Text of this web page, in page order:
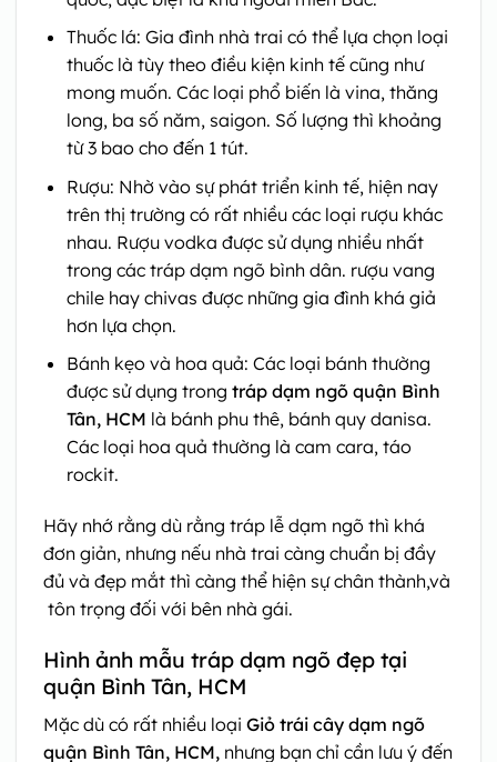
Thuốc lá: Gia đình nhà trai có thể lựa chọn loại
thuốc là tùy theo điều kiện kinh tế cũng như
mong muốn. Các loại phổ biến là vina, thăng
long, ba số năm, saigon. Số lượng thì khoảng
từ 3 bao cho đến 1 tút.
Rượu: Nhờ vào sự phát triển kinh tế, hiện nay
trên thị trường có rất nhiều các loại rượu khác
nhau. Rượu vodka được sử dụng nhiều nhất
trong các tráp dạm ngõ bình dân. rượu vang
chile hay chivas được những gia đình khá giả
hơn lựa chọn.
Bánh kẹo và hoa quả: Các loại bánh thường
được sử dụng trong tráp dạm ngõ quận Bình
Tân, HCM là bánh phu thê, bánh quy danisa.
Các loại hoa quả thường là cam cara, táo
rockit.
Hãy nhớ rằng dù rằng tráp lễ dạm ngõ thì khá
đơn giản, nhưng nếu nhà trai càng chuẩn bị đầy
đủ và đẹp mắt thì càng thể hiện sự chân thành,và
tôn trọng đối với bên nhà gái.
Hình ảnh mẫu tráp dạm ngõ đẹp tại
quận Bình Tân, HCM
Mặc dù có rất nhiều loại Giỏ trái cây dạm ngõ
quận Bình Tân, HCM, nhưng bạn chỉ cần lưu ý đến